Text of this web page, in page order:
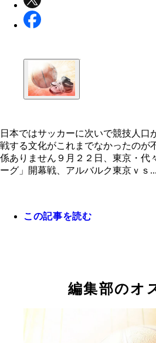
日本ではサッカーに次い
日本ではサッカーに次いで競技人口
戦する文化がこれまでなかったの
係ありません９月２２日、東京・代
ーグ」開幕戦、アルバルク東京ｖｓ...
この記事を読む
編集部のオ